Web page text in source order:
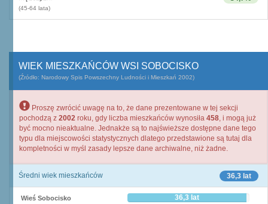
(45-64 lata)
WIEK MIESZKAŃCÓW WSI SOBOCISKO
(Źródło: Narodowy Spis Powszechny Ludności i Mieszkań 2002)
Proszę zwrócić uwagę na to, że dane prezentowane w tej sekcji
pochodzą z 2002 roku, gdy liczba mieszkańców wynosiła 458, i mogą już
być mocno nieaktualne. Jednakże są to najświeższe dostępne dane tego
typu dla miejscowości statystycznych dlatego przedstawione są tutaj dla
kompletności w myśl zasady lepsze dane archiwalne, niż żadne.
36,3 lat
Średni wiek mieszkańców
Wieś Sobocisko 36,3 lat